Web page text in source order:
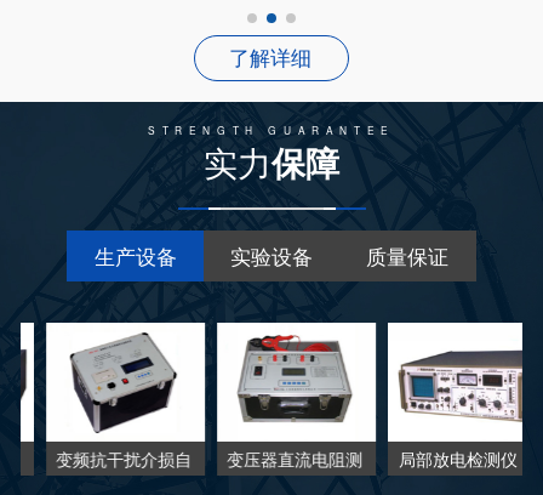
了解详细
STRENGTH GUARANTEE
实力保障
生产设备 实验设备 质量保证
变频抗干扰介损自
变压器直流电阻测
局部放电检测仪